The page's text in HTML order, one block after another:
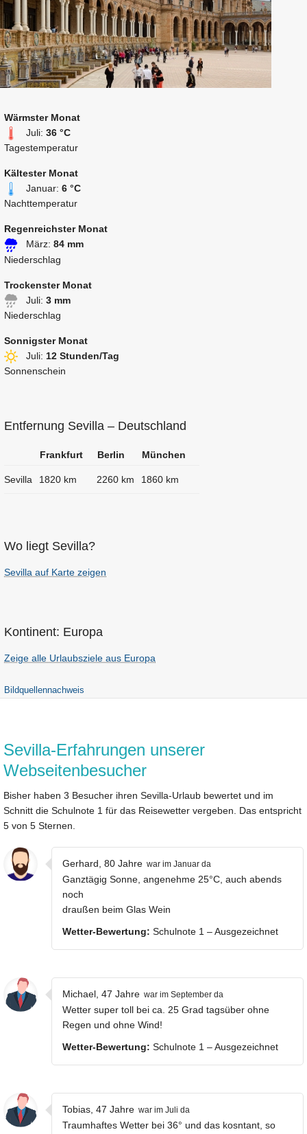
Wärmster Monat
Juli: 36 °C
Tagestemperatur
Kältester Monat
Januar: 6 °C
Nachttemperatur
Regenreichster Monat
März: 84 mm
Niederschlag
Trockenster Monat
Juli: 3 mm
Niederschlag
Sonnigster Monat
Juli: 12 Stunden/Tag
Sonnenschein
Entfernung Sevilla – Deutschland
Frankfurt Berlin München
Sevilla 1820 km 2260 km 1860 km
Wo liegt Sevilla?
Sevilla auf Karte zeigen
Kontinent: Europa
Zeige alle Urlaubsziele aus Europa
Bildquellennachweis
Sevilla-Erfahrungen unserer
Webseitenbesucher
Bisher haben 3 Besucher ihren Sevilla-Urlaub bewertet und im
Schnitt die Schulnote 1 für das Reisewetter vergeben. Das entspricht
5 von 5 Sternen.
Gerhard, 80 Jahre war im Januar da
Ganztägig Sonne, angenehme 25°C, auch abends
noch
draußen beim Glas Wein
Wetter-Bewertung: Schulnote 1 – Ausgezeichnet
Michael, 47 Jahre war im September da
Wetter super toll bei ca. 25 Grad tagsüber ohne
Regen und ohne Wind!
Wetter-Bewertung: Schulnote 1 – Ausgezeichnet
Tobias, 47 Jahre war im Juli da
Traumhaftes Wetter bei 36° und das kosntant, so